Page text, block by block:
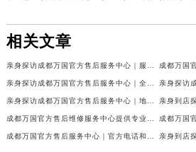
相关文章
亲身探访成都万国官方售后服务中心｜服务热线及完整地址（2026年7月最新）
亲身探访成都万国官方售后服务中心｜全新地址与官方电话（2026年7月最新）
亲身探访成都万国官方售后服务中心｜地址及官方联系电话（2026年7月最新）
成都万国官方售后维修服务中心提供专业手表保养服务权威公示（2026年7月最新）
成都万国官方售后服务中心｜官方电话和完整维修地址权威信息公示（2026年7月最新）